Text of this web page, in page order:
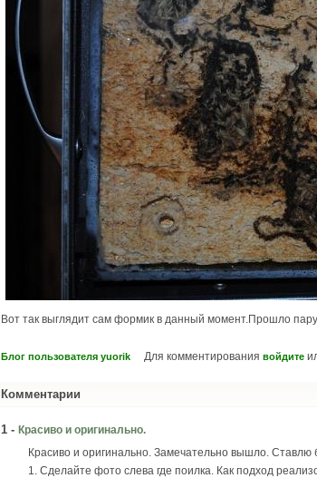
Вот так выглядит сам формик в данный момент.Прошло
Блог пользователя yuorik Для комментирования войдите
Комментарии
1 - Красиво и оригинально.
Красиво и оригинально. Замечательно вышло.
1. Сделайте фото слева где поилка. Как подход